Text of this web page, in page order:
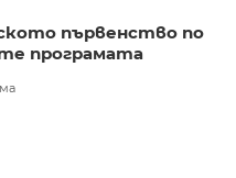
първенство по
програмата